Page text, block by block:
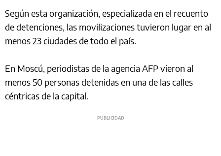
Según esta organización, especializada en el recuento
de detenciones, las movilizaciones tuvieron lugar en al
menos 23 ciudades de todo el país.
En Moscú, periodistas de la agencia AFP vieron al
menos 50 personas detenidas en una de las calles
céntricas de la capital.